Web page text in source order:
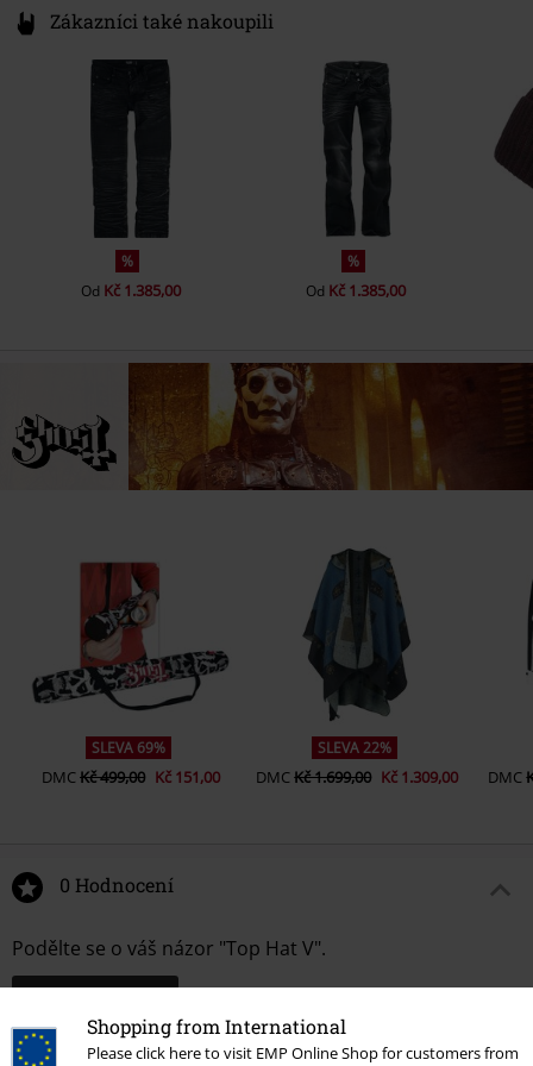
Shopping from International
Please click here to visit EMP Online Shop for customers from
Zákazníci také nakoupili
%
Od Kč 1.385,00
%
Od Kč 1.385,00
SLEVA 69%
DMCKč 499,00 Kč 151,00
SLEVA 22%
DMCKč 1.699,00 Kč 1.309,00 DMC
0 Hodnocení
Podělte se o váš názor "Top Hat V".
Napsat hodnocení